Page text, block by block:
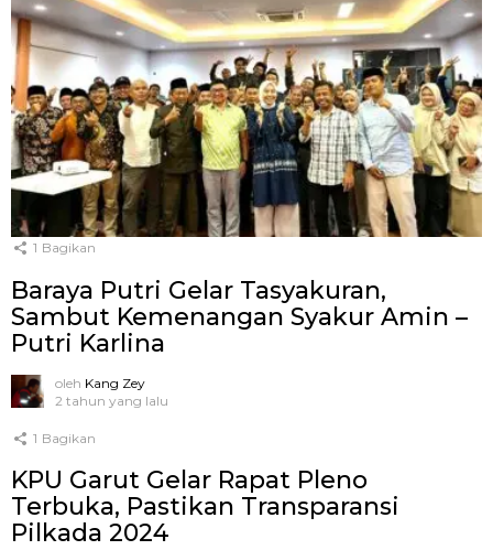
1 Bagikan
Baraya Putri Gelar Tasyakuran,
Sambut Kemenangan Syakur Amin –
Putri Karlina
oleh Kang Zey
2 tahun yang lalu
1 Bagikan
KPU Garut Gelar Rapat Pleno
Terbuka, Pastikan Transparansi
Pilkada 2024